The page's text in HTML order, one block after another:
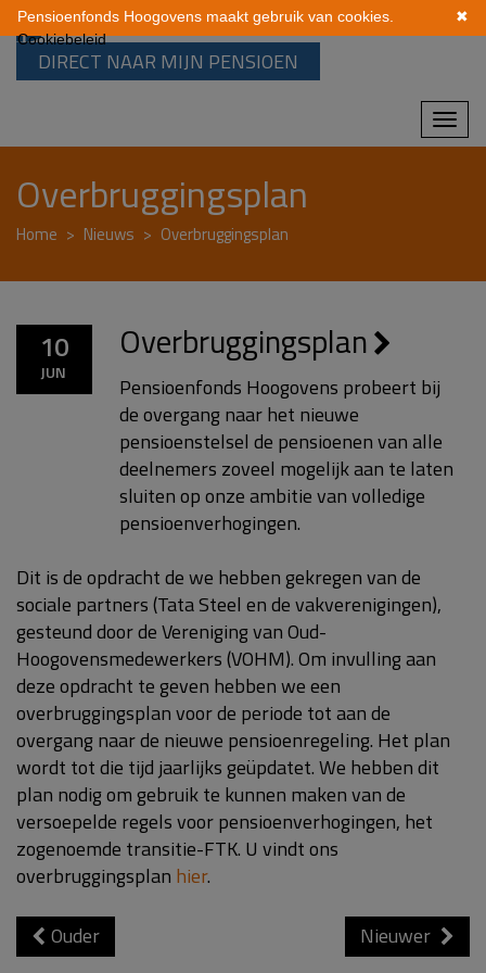
DIRECT NAAR MIJN PENSIOEN
Overbruggingsplan
Home Nieuws Overbruggingsplan
10
JUN
Overbruggingsplan
Pensioenfonds Hoogovens probeert bij
de overgang naar het nieuwe
pensioenstelsel de pensioenen van alle
deelnemers zoveel mogelijk aan te laten
sluiten op onze ambitie van volledige
pensioenverhogingen.
Dit is de opdracht de we hebben gekregen van de
sociale partners (Tata Steel en de vakverenigingen),
gesteund door de Vereniging van Oud-
Hoogovensmedewerkers (VOHM). Om invulling aan
deze opdracht te geven hebben we een
overbruggingsplan voor de periode tot aan de
overgang naar de nieuwe pensioenregeling. Het plan
wordt tot die tijd jaarlijks geüpdatet. We hebben dit
plan nodig om gebruik te kunnen maken van de
versoepelde regels voor pensioenverhogingen, het
zogenoemde transitie-FTK. U vindt ons
overbruggingsplan hier.
Ouder Nieuwer
✖
Pensioenfonds Hoogovens maakt gebruik van cookies.
Cookiebeleid